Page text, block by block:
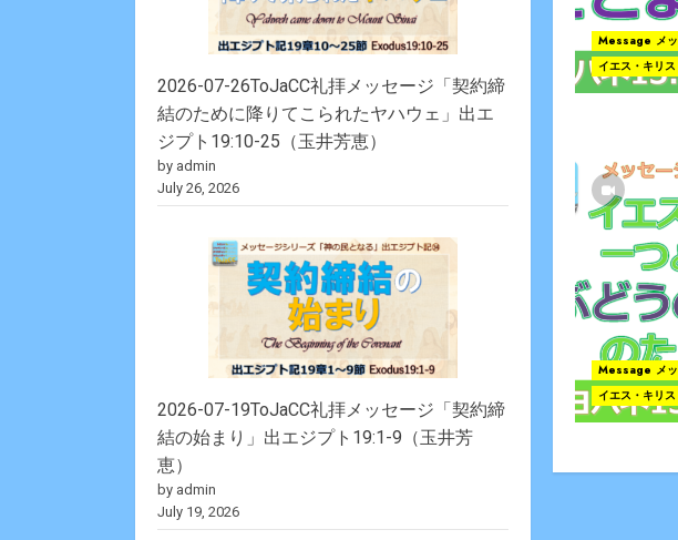
Message メ
イエス・キリ
Message メ
イエス・キリ
2026-07-26ToJaCC礼拝メッセージ「契約締
結のために降りてこられたヤハウェ」出エ
ジプト19:10-25（玉井芳恵）
by admin
July 26, 2026
2026-07-19ToJaCC礼拝メッセージ「契約締
結の始まり」出エジプト19:1-9（玉井芳
恵）
by admin
July 19, 2026